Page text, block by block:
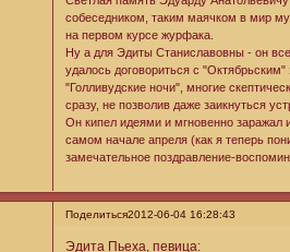
собеседником, таким маячком в мир
на первом курсе журфака.
Ну а для Эдиты Станиславовны - он
удалось договориться с
"Голливудские ночи", многие
сразу, не позволив даже заикнуться
Он кипел идеями и мгновенно заражал
самом начале апреля (как я теперь
замечательное поздравление-
Поделиться2012-06-04 16:28:43
Эдита Пьеха, певица: